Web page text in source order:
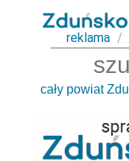
reklama /